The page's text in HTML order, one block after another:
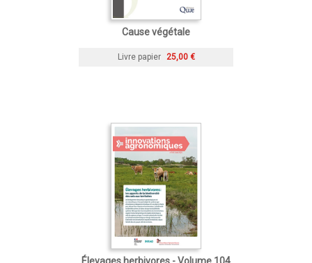
Cause végétale
Livre papier 25,00 €
Élevages herbivores - Volume 104